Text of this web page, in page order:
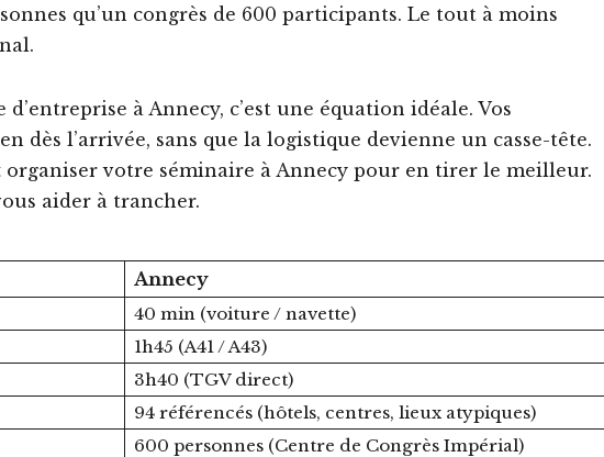
qu’un congrès de 600 participants. Le tout à moins
à Annecy, c’est une équation idéale. Vos
dès l’arrivée, sans que la logistique devienne un casse-tête.
organiser votre séminaire à Annecy pour en tirer le meilleur.
aider à trancher.
Annecy
40 min (voiture / navette)
1h45 (A41 / A43)
3h40 (TGV direct)
94 référencés (hôtels, centres, lieux atypiques)
600 personnes (Centre de Congrès Impérial)